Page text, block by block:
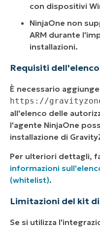
con dispositivi
NinjaOne non
ARM durante
installazioni.
Requisiti
È necessario
https://
all'elenco delle
l'agente NinjaOne
installazione di
Per ulteriori dettagli,
informazioni
(whitelist).
Limitazioni del kit
Se si utilizza